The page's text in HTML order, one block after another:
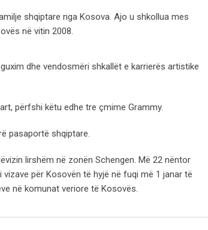
shqiptare nga Kosova. Ajo u shkollua mes
në vitin 2008.
dhe vendosmëri shkallët e karrierës artistike
përfshi këtu edhe tre çmime Grammy.
pasaportë shqiptare.
lirshëm në zonën Schengen. Më 22 nëntor
për Kosovën të hyjë në fuqi më 1 janar të
në komunat veriore të Kosovës.